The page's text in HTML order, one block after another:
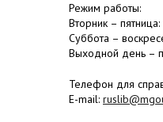
Режим работы:
Вторник – пятница
Суббота – в
Выходной день –
Телефон для
E-mail: